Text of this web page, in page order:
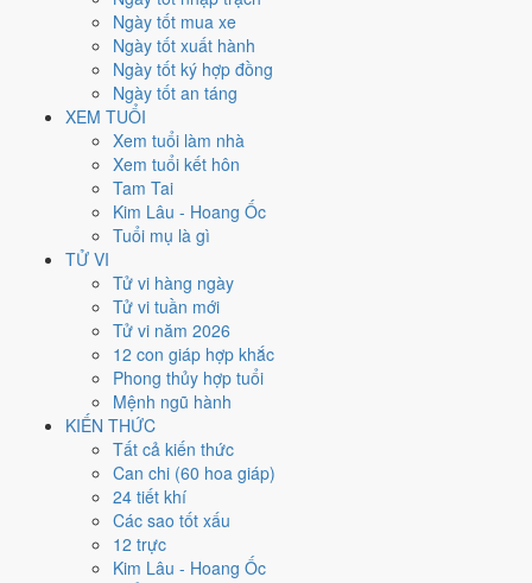
Ngày tốt mua xe
Ngày tốt xuất hành
Ngày tốt ký hợp đồng
Ngày tốt an táng
XEM TUỔI
Xem tuổi làm nhà
Xem tuổi kết hôn
Tam Tai
Kim Lâu - Hoang Ốc
Tuổi mụ là gì
TỬ VI
Tử vi hàng ngày
Tử vi tuần mới
Tử vi năm 2026
12 con giáp hợp khắc
Phong thủy hợp tuổi
Mệnh ngũ hành
KIẾN THỨC
Tất cả kiến thức
Can chi (60 hoa giáp)
24 tiết khí
Các sao tốt xấu
12 trực
Kim Lâu - Hoang Ốc
Tháng 1 âm năm 2027
Tiết Lập Xuân
Nhâm Tý
Đinh Mùi
Ngày Mậu Thìn có TrựcMãn(ngày đầy đủ, viên mãn nhưng dễ phát
sinh thừa) nhưng gặp SaoKim Quỹ hoàng đạo
7.4/10nên đây làNgày Cát
Thân, Tý, Dậuhợp ngày; tuổi
Ngày 18/2/2027 chỉ đạt7.4/10cho việc trọng đại. Có
để thay thế, xem mục xử lý bên dưới.
Ngày 18/2/2027 tốt hay xấu cho
việc gì?